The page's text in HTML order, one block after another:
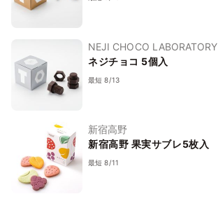
NEJI CHOCO LABORATORY
ネジチョコ 5個入
最短 8/13
新宿高野
新宿高野 果実サブレ5枚入
最短 8/11